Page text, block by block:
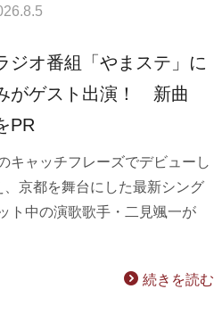
ジオ番組「やまステ」に
がゲスト出演！ 新曲
PR
キャッチフレーズでデビューし
京都を舞台にした最新シング
ト中の演歌歌手・二見颯一が
続きを読む